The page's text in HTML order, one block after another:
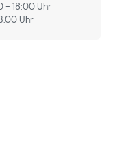
- 18:00 Uhr
Uhr